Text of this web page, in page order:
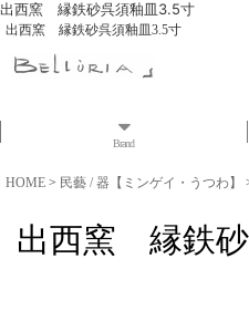
出西窯 縁鉄砂呉須釉皿3.5寸
出西窯 縁鉄砂呉須釉皿3.5寸
Brand
HOME > 民藝 / 器【ミンゲイ・うつわ】
出西窯 縁鉄砂